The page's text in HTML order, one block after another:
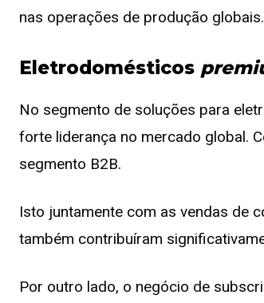
nas operações de produção globais.
Eletrodomésticos
No segmento de soluções para
forte liderança no mercado global.
segmento B2B.
Isto juntamente com as vendas de
também contribuíram
Por outro lado, o negócio de